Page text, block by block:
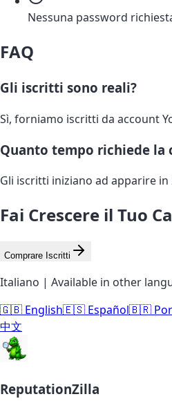
Nessuna password
FAQ
Gli iscritti sono reali?
Sì, forniamo iscritti da account
Quanto tempo richiede la
Gli iscritti iniziano ad apparire in
Fai Crescere il Tuo
Comprare Iscritti
Italiano | Available in other
🇬🇧 English🇪🇸 Español🇧🇷
中文
ReputationZilla